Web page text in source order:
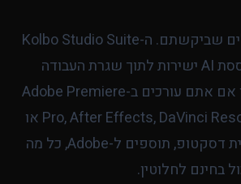
בנינו בדיוק את הכלים שביקשתם. ה-Kolbo Studio Suite
מביא יצירתיות מבוססת AI ישירות לתוך שגרת העבודה
הקיימת שלכם - בין אם אתם עורכים ב-Adobe Premiere
Pro, After Effects, DaVinci Resolve, Final Cut Pro או
CapCut. אפליקציית דסקטופ, תוספים ל-Adobe, כל מה
בחינם לחלוטין.